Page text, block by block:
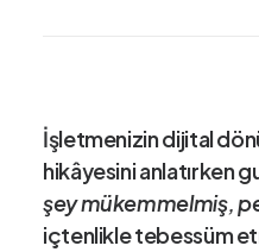
İşletmenizin dijital
hikâyesini anlatırken
şey mükemmelmiş,
içtenlikle tebessüm